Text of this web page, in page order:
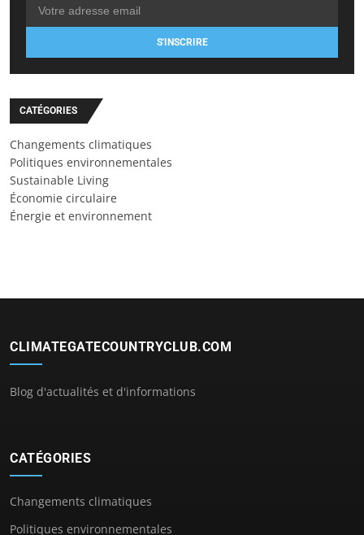
S'INSCRIRE
CATÉGORIES
Changements climatiques
Politiques environnementales
Sustainable Living
Économie circulaire
Énergie et environnement
CLIMATEGATECOUNTRYCLUB.COM
Blog d'actualités et d'informations
CATÉGORIES
Changements climatiques
Politiques environnementales